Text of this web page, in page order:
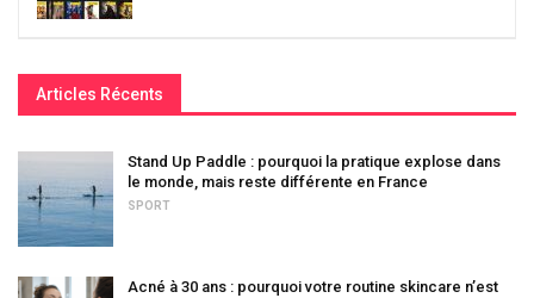
Articles Récents
Stand Up Paddle : pourquoi la pratique explose dans
le monde, mais reste différente en France
SPORT
Acné à 30 ans : pourquoi votre routine skincare n’est